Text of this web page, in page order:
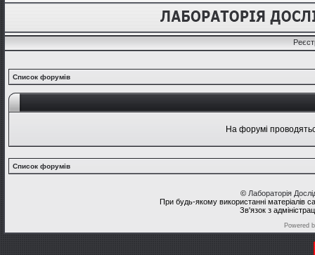
Список форумів
На форумі
Список форумів
© Лабораторія
При будь-якому використанні матеріалів
Зв'язок з
Powered